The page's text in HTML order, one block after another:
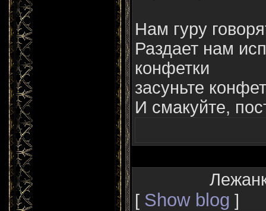
Нам гуру
Раздает нам
конфетки
засуньте
И смакуйте,
[ Show blog ]